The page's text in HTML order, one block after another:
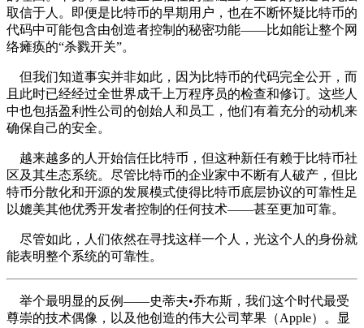
取信于人。即便是比特币的早期用户，也在不断怀疑比特币的
代码中可能包含由创造者控制的秘密功能——比如能让整个网
络瘫痪的“杀戮开关”。
但我们知道事实并非如此，因为比特币的代码完全公开，而
且此时已经经过全世界成千上万程序员的检查和修订。这些人
中也包括盈利性公司的创始人和员工，他们有着充分的动机来
确保自己的安全。
越来越多的人开始信任比特币，但这种新任有赖于比特币社
区及其生态系统。尽管比特币的企业家中不断有人破产，但比
特币分散化和开源的发展模式使得比特币底层协议的可靠性足
以媲美其他优秀开发者控制的任何技术——甚至更加可靠。
尽管如此，人们依然在寻找这样一个人，光这个人的身份就
能表明整个系统的可靠性。
举个最明显的反例——史蒂夫•乔布斯，我们这个时代最受
尊崇的技术偶像，以及他创造的伟大公司苹果（Apple）。显